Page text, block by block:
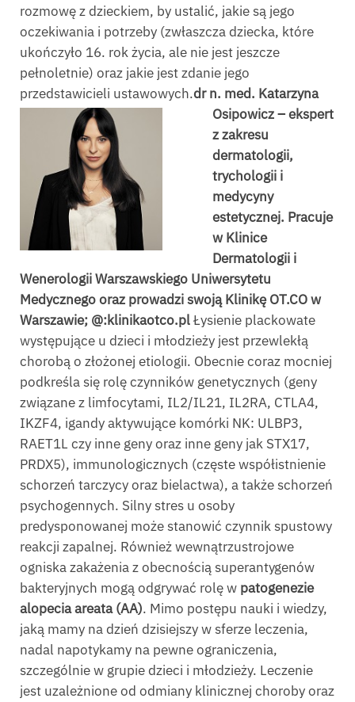
rozmowę z dzieckiem, by ustalić, jakie są jego
oczekiwania i potrzeby (zwłaszcza dziecka, które
ukończyło 16. rok życia, ale nie jest jeszcze
pełnoletnie) oraz jakie jest zdanie jego
przedstawicieli ustawowych.dr n. med. Katarzyna
Osipowicz – ekspert
z zakresu
dermatologii,
trychologii i
medycyny
estetycznej. Pracuje
w Klinice
Dermatologii i
Wenerologii Warszawskiego Uniwersytetu
Medycznego oraz prowadzi swoją Klinikę OT.CO w
Warszawie; @:klinikaotco.plŁysienie plackowate
występujące u dzieci i młodzieży jest przewlekłą
chorobą o złożonej etiologii. Obecnie coraz mocniej
podkreśla się rolę czynników genetycznych (geny
związane z limfocytami, IL2/IL21, IL2RA, CTLA4,
IKZF4, igandy aktywujące komórki NK: ULBP3,
RAET1L czy inne geny oraz inne geny jak STX17,
PRDX5), immunologicznych (częste współistnienie
schorzeń tarczycy oraz bielactwa), a także schorzeń
psychogennych. Silny stres u osoby
predysponowanej może stanowić czynnik spustowy
reakcji zapalnej. Również wewnątrzustrojowe
ogniska zakażenia z obecnością superantygenów
bakteryjnych mogą odgrywać rolę w patogenezie
alopecia areata (AA). Mimo postępu nauki i wiedzy,
jaką mamy na dzień dzisiejszy w sferze leczenia,
nadal napotykamy na pewne ograniczenia,
szczególnie w grupie dzieci i młodzieży. Leczenie
jest uzależnione od odmiany klinicznej choroby oraz